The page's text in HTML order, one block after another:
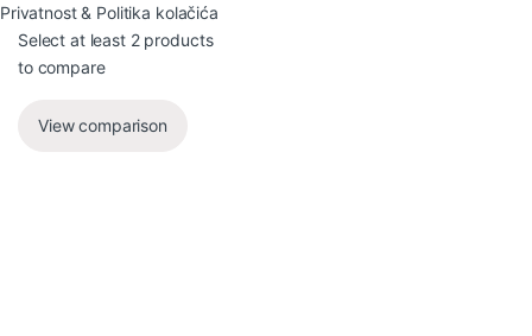
Privatnost & Politika kolačića
Select at least 2 products
to compare
View comparison